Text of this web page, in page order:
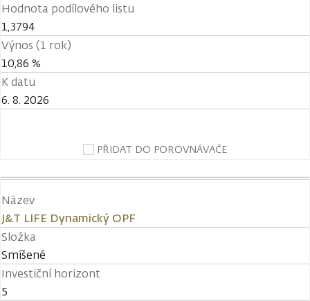
Hodnota podílového listu
1,3794
Výnos (1 rok)
10,86 %
K datu
6. 8. 2026
PŘIDAT DO POROVNÁVAČE
Název
J&T LIFE Dynamický OPF
Složka
Smíšené
Investiční horizont
5